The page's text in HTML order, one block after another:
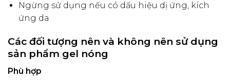
Ngừng sử dụng nếu có dấu hiệu dị ứng, kích
ứng da
Các đối tượng nên và không nên sử dụng
sản phẩm gel nóng
Phù hợp